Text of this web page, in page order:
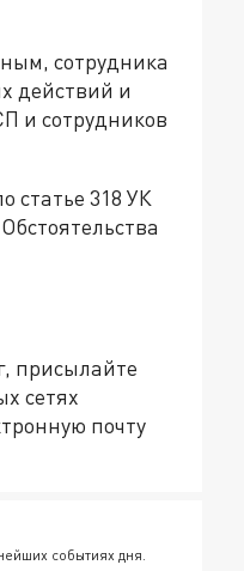
сотрудника
действий и
и сотрудников
статье 318 УК
присылайте
сетях
почту
событиях дня.